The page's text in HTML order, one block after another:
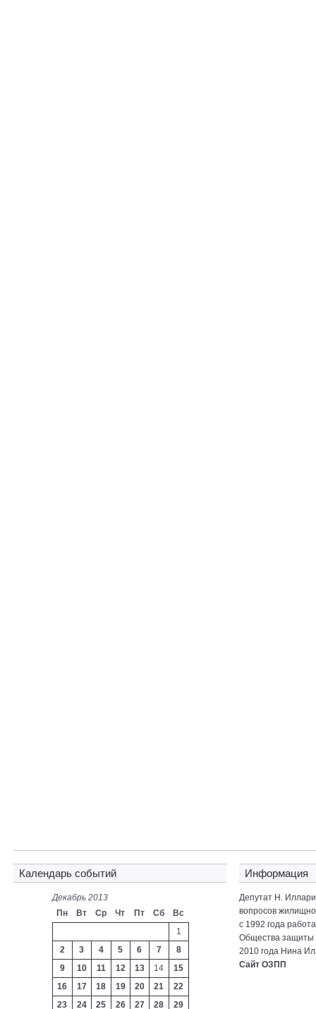
Календарь событий
Декабрь 2013
Пн
Вт Ср Чт Пт Сб
Вс
1
2
3 4 5 6 7
8
9
10 11 12 13 14
15
16
17 18 19 20 21
22
23
24 25 26 27 28 29
Информация
Депутат Н.
вопросов
с 1992 года
Общества защиты
2010 года Нина
Сайт ОЗПП